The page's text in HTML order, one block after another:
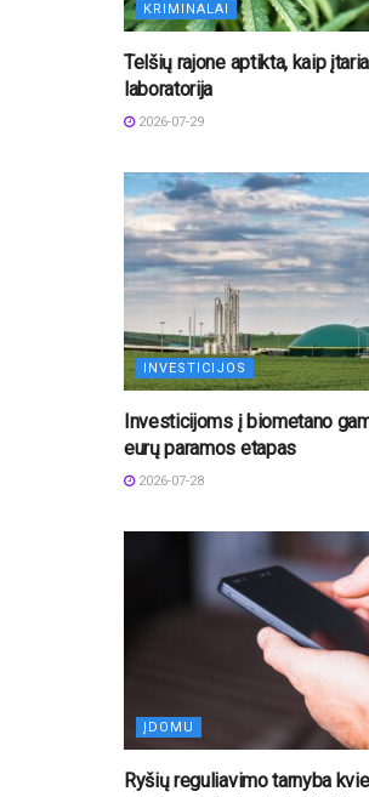
KRIMINALAI
Telšių rajone aptikta, kaip
laboratorija
2026-07-29
INVESTICIJOS
Investicijoms į biometano
eurų paramos etapas
2026-07-28
ĮDOMU
Ryšių reguliavimo tarnyba